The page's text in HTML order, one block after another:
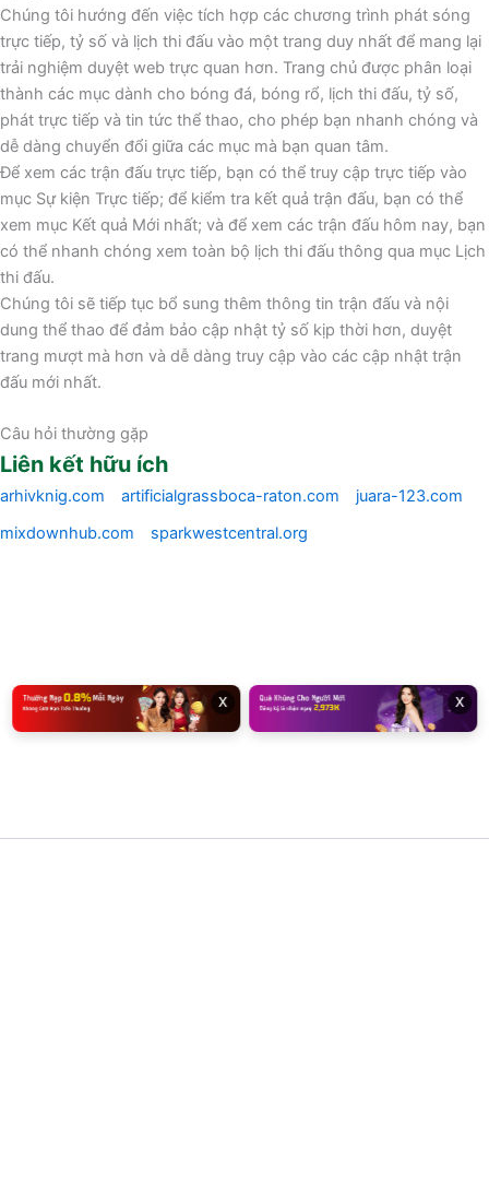
Chúng tôi hướng đến việc tích hợp các chương trình phát sóng
trực tiếp, tỷ số và lịch thi đấu vào một trang duy nhất để mang lại
trải nghiệm duyệt web trực quan hơn. Trang chủ được phân loại
thành các mục dành cho bóng đá, bóng rổ, lịch thi đấu, tỷ số,
phát trực tiếp và tin tức thể thao, cho phép bạn nhanh chóng và
dễ dàng chuyển đổi giữa các mục mà bạn quan tâm.
Để xem các trận đấu trực tiếp, bạn có thể truy cập trực tiếp vào
mục Sự kiện Trực tiếp; để kiểm tra kết quả trận đấu, bạn có thể
xem mục Kết quả Mới nhất; và để xem các trận đấu hôm nay, bạn
có thể nhanh chóng xem toàn bộ lịch thi đấu thông qua mục Lịch
thi đấu.
Chúng tôi sẽ tiếp tục bổ sung thêm thông tin trận đấu và nội
dung thể thao để đảm bảo cập nhật tỷ số kịp thời hơn, duyệt
trang mượt mà hơn và dễ dàng truy cập vào các cập nhật trận
đấu mới nhất.
Câu hỏi thường gặp
Liên kết hữu ích
arhivknig.com artificialgrassboca-raton.com
juara-123.com
mixdownhub.com
sparkwestcentral.org
x x